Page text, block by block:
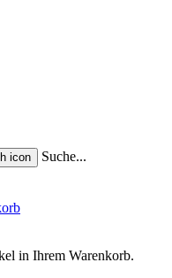
Suche...
in Ihrem Warenkorb.